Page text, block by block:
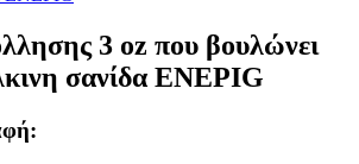
3 oz που βουλώνει
σανίδα ENEPIG